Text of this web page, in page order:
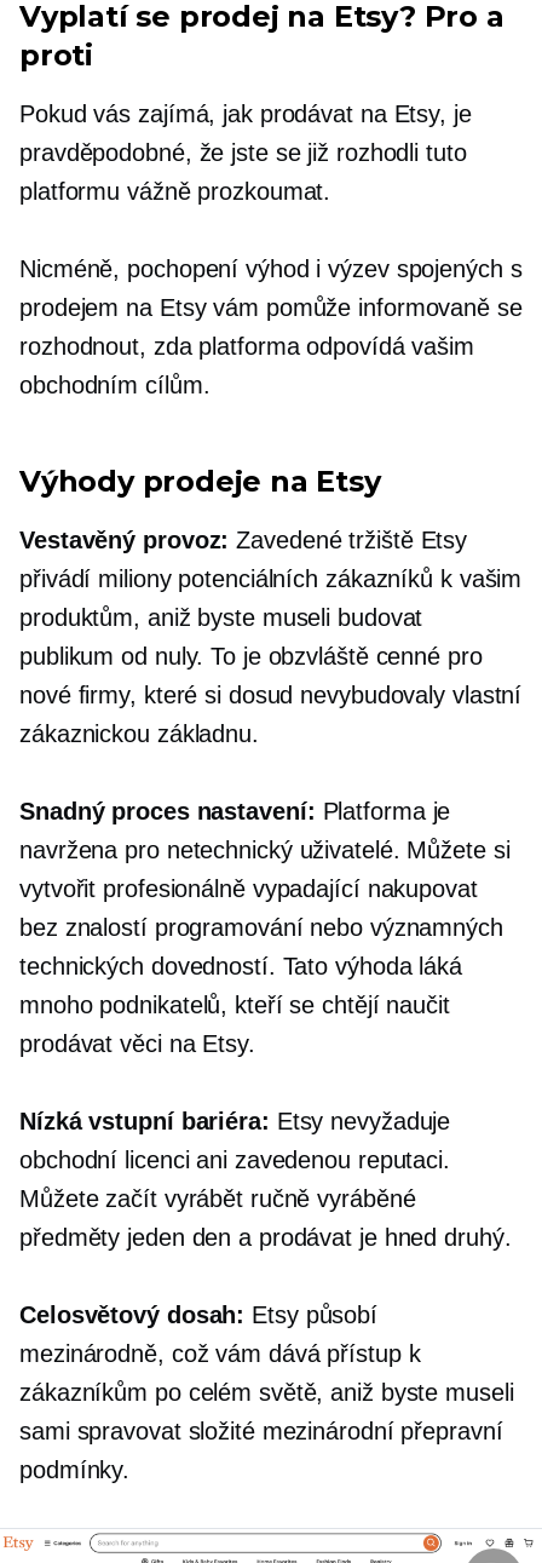
Vyplatí se prodej na Etsy? Pro a
proti
Pokud vás zajímá, jak prodávat na Etsy, je
pravděpodobné, že jste se již rozhodli tuto
platformu vážně prozkoumat.
Nicméně, pochopení výhod i výzev spojených s
prodejem na Etsy vám pomůže informovaně se
rozhodnout, zda platforma odpovídá vašim
obchodním cílům.
Výhody prodeje na Etsy
Vestavěný provoz: Zavedené tržiště Etsy
přivádí miliony potenciálních zákazníků k vašim
produktům, aniž byste museli budovat
publikum od nuly. To je obzvláště cenné pro
nové firmy, které si dosud nevybudovaly vlastní
zákaznickou základnu.
Snadný proces nastavení: Platforma je
navržena pro netechnickýuživatelé. Můžete si
vytvořit profesionálně vypadajícínakupovat
bez znalostí programování nebo významných
technických dovedností. Tato výhoda láká
mnoho podnikatelů, kteří se chtějí naučit
prodávat věci na Etsy.
Nízká vstupní bariéra: Etsy nevyžaduje
obchodní licenci ani zavedenou reputaci.
Můžete začít vyrábět ručně vyráběné
předměty jeden den a prodávat je hned druhý.
Celosvětový dosah: Etsy působí
mezinárodně, což vám dává přístup k
zákazníkům po celém světě, aniž byste museli
sami spravovat složité mezinárodní přepravní
podmínky.